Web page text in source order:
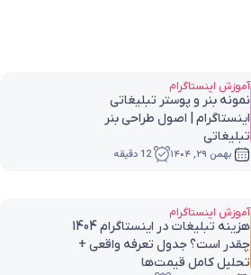
آموزش اینستاگرام
نمونه بنر و پوستر تبلیغاتی
اینستاگرام | اصول طراحی بنر
تبلیغاتی
بهمن ۲۹, ۱۴۰۴ 12 دقیقه
آموزش اینستاگرام
هزینه تبلیغات در اینستاگرام 1404
چقدر است؟ جدول تعرفه واقعی +
تحلیل کامل قیمت‌ها